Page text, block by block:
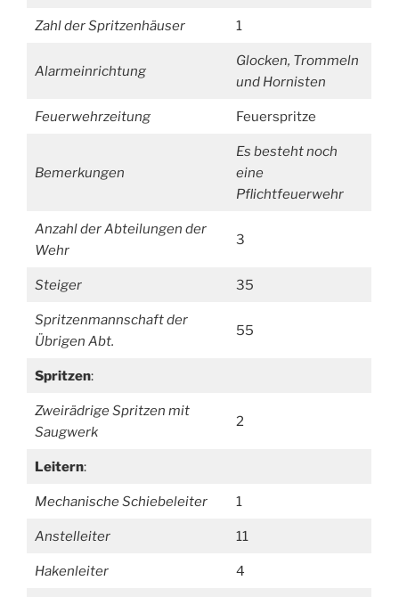
Zahl der Spritzenhäuser 1
Alarmeinrichtung
Glocken, Trommeln
und Hornisten
Feuerwehrzeitung Feuerspritze
Bemerkungen
Es besteht noch
eine
Pflichtfeuerwehr
Anzahl der Abteilungen der
Wehr
3
Steiger 35
Spritzenmannschaft der
Übrigen Abt.
55
Spritzen:
Zweirädrige Spritzen mit
Saugwerk
2
Leitern:
Mechanische Schiebeleiter 1
Anstelleiter 11
Hakenleiter 4